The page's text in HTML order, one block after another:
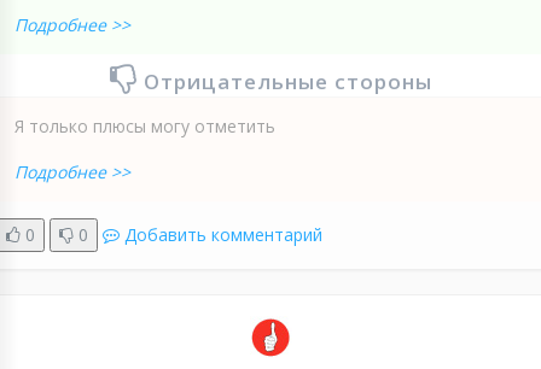
Подробнее >>
Отрицательные стороны
Я только плюсы могу отметить
Подробнее >>
0 0 Добавить комментарий